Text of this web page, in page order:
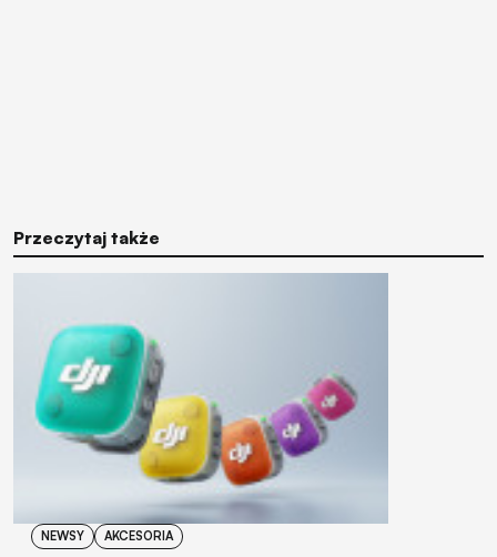
Przeczytaj także
NEWSY AKCESORIA